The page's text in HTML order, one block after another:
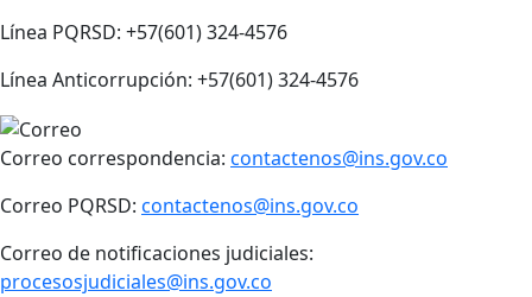
Línea PQRSD: +57(601) 324-4576
Línea Anticorrupción: +57(601) 324-4576
Correo correspondencia: contactenos@ins.gov.co
Correo PQRSD: contactenos@ins.gov.co
Correo de notificaciones judiciales:
procesosjudiciales@ins.gov.co